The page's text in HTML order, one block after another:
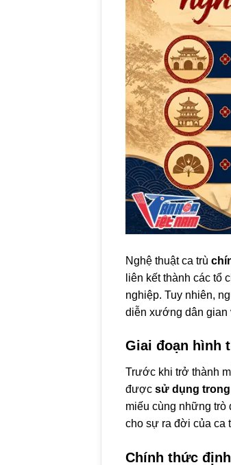
Nghệ thuật ca trù
liên kết thành các tổ
nghiệp. Tuy nhiên,
diễn xướng dân gian
Giai đoạn hình
Trước khi trở thành
được sử dụng
miếu cùng những trò
cho sự ra đời của ca
Chính thức